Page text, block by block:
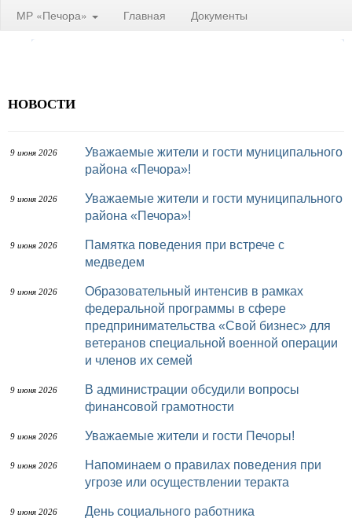
МР «Печора» Главная Документы
НОВОСТИ
9 июня 2026
Уважаемые жители и гости муниципального
района «Печора»!
9 июня 2026
Уважаемые жители и гости муниципального
района «Печора»!
9 июня 2026
Памятка поведения при встрече с
медведем
9 июня 2026
Образовательный интенсив в рамках
федеральной программы в сфере
предпринимательства «Свой бизнес» для
ветеранов специальной военной операции
и членов их семей
9 июня 2026
В администрации обсудили вопросы
финансовой грамотности
9 июня 2026 Уважаемые жители и гости Печоры!
9 июня 2026
Напоминаем о правилах поведения при
угрозе или осуществлении теракта
9 июня 2026 День социального работника